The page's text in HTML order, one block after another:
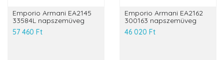
Emporio Armani EA2145
33584L napszemüveg
57 460 Ft
Emporio Armani EA2162
300163 napszemüveg
46 020 Ft